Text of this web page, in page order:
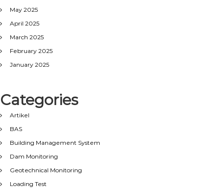
May 2025
April 2025
March 2025
February 2025
January 2025
Categories
Artikel
BAS
Building Management System
Dam Monitoring
Geotechnical Monitoring
Loading Test